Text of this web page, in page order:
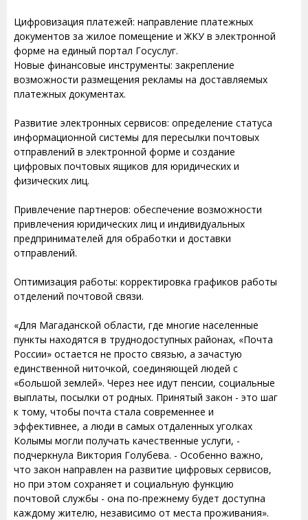
Цифровизация платежей: направление платежных
документов за жилое помещение и ЖКУ в электронной
форме на единый портал Госуслуг.
Новые финансовые инструменты: закрепление
возможности размещения рекламы на доставляемых
платежных документах.
Развитие электронных сервисов: определение статуса
информационной системы для пересылки почтовых
отправлений в электронной форме и создание
цифровых почтовых ящиков для юридических и
физических лиц.
Привлечение партнеров: обеспечение возможности
привлечения юридических лиц и индивидуальных
предпринимателей для обработки и доставки
отправлений.
Оптимизация работы: корректировка графиков работы
отделений почтовой связи.
«Для Магаданской области, где многие населенные
пункты находятся в труднодоступных районах, «Почта
России» остается не просто связью, а зачастую
единственной ниточкой, соединяющей людей с
«большой землей». Через нее идут пенсии, социальные
выплаты, посылки от родных. Принятый закон - это шаг
к тому, чтобы почта стала современнее и
эффективнее, а люди в самых отдаленных уголках
Колымы могли получать качественные услуги, -
подчеркнула Виктория Голубева. - Особенно важно,
что закон направлен на развитие цифровых сервисов,
но при этом сохраняет и социальную функцию
почтовой службы - она по-прежнему будет доступна
каждому жителю, независимо от места проживания».